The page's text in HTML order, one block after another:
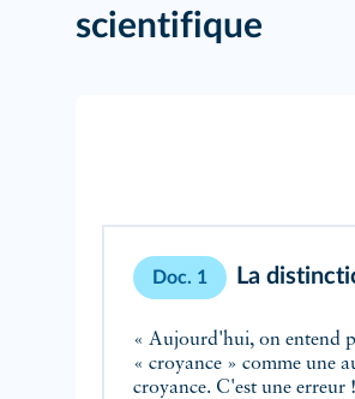
scientifique
Doc. 1 La
« Aujourd'hui, on entend
« croyance » comme une
croyance. C'est une erreur